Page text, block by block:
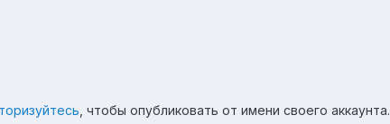
, чтобы опубликовать от имени своего аккаунта.